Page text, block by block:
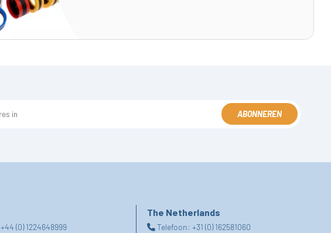
ABONNEREN
+44 (0) 1224648999
The Netherlands
Telefoon:+31 (0) 162581060